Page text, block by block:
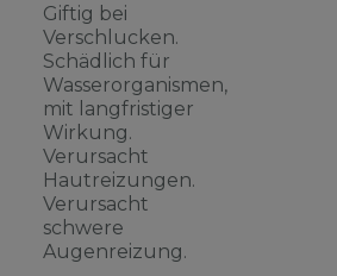
Giftig bei
Verschlucken.
Schädlich für
Wasserorganismen,
mit langfristiger
Wirkung.
Verursacht
Hautreizungen.
Verursacht
schwere
Augenreizung.